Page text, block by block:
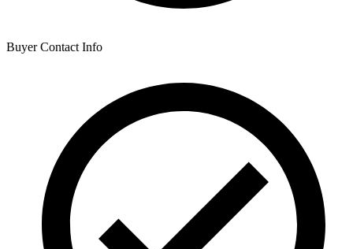
Buyer Contact Info